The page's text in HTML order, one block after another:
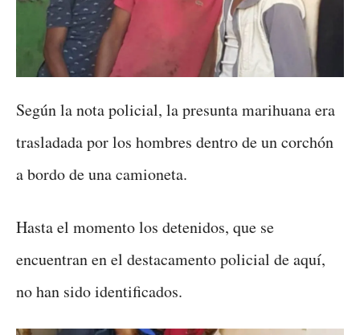
Según la nota policial, la presunta marihuana era
trasladada por los hombres dentro de un corchón
a bordo de una camioneta.
Hasta el momento los detenidos, que se
encuentran en el destacamento policial de aquí,
no han sido identificados.